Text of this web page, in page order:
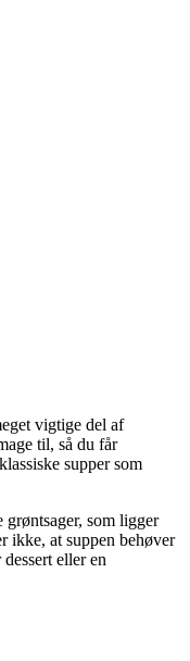
vigtige del af
til, så du får
supper som
grøntsager, som ligger
ikke, at suppen behøver
eller en